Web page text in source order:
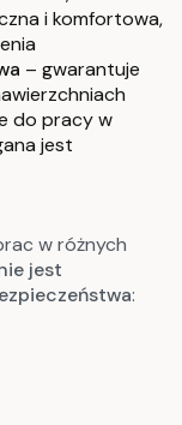
i komfortowa,
– gwarantuje
do pracy w
jest
w różnych
jest
: